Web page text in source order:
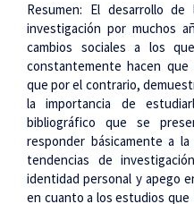
Resumen: El desarrollo
investigación por muchos
cambios sociales a los
constantemente hacen
que por el contrario,
la importancia de
bibliográfico que se
responder básicamente a
tendencias de
identidad personal y apego
en cuanto a los estudios